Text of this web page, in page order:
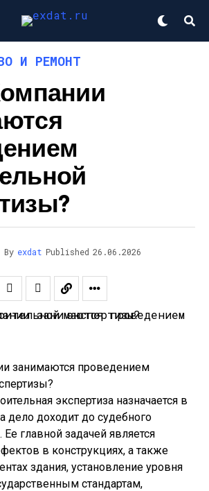
И РЕМОНТ
By exdat Published 26.06.2026
экспертиза назначается в
дело доходит до судебного
Ее главной задачей является
в конструкциях, а также
здания, установление уровня
стандартам,